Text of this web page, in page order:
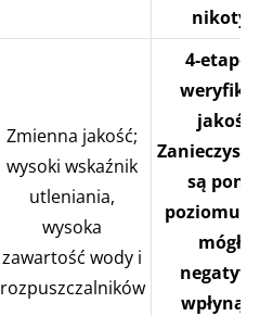
nikotyny
Zmienna jakość;
wysoki wskaźnik
utleniania,
wysoka
zawartość wody i
rozpuszczalników
4-
jakości.
są poniżej
poziomu,
mógłby
wpłynąć